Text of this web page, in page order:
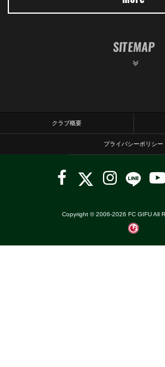
SITEMAP
クラブ概要
プライバシーポリシー
Copyright © 2006-2026 FC GIFU All